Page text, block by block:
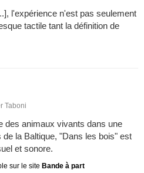
l'expérience n'est pas seulement
tactile tant la définition de
Taboni
des animaux vivants dans une
la Baltique, "Dans les bois" est
et sonore.
sur le site Bande à part